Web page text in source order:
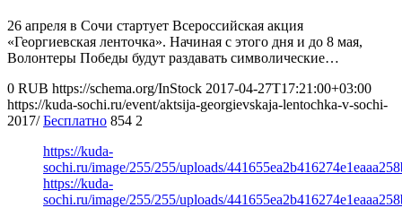
26 апреля в Сочи стартует Всероссийская акция
«Георгиевская ленточка». Начиная с этого дня и до 8 мая,
Волонтеры Победы будут раздавать символические…
0 RUB https://schema.org/InStock 2017-04-27T17:21:00+03:00
https://kuda-sochi.ru/event/aktsija-georgievskaja-lentochka-v-sochi-
2017/ Бесплатно 854 2
https://kuda-
sochi.ru/image/255/255/uploads/
https://kuda-
sochi.ru/image/255/255/uploads/